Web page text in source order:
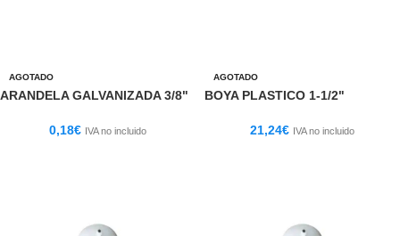
AGOTADO
ARANDELA GALVANIZADA 3/8"
0,18€ IVA no incluido
AGOTADO
BOYA PLASTICO 1-1/2"
21,24€ IVA no incluido